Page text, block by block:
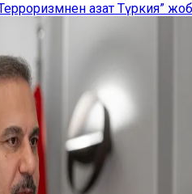
азат Түркия”